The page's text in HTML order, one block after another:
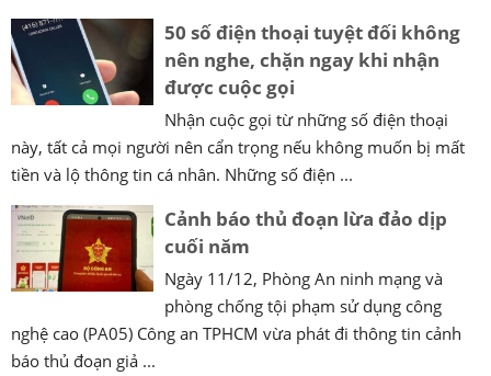
50 số điện thoại tuyệt đối không
nên nghe, chặn ngay khi nhận
được cuộc gọi
Nhận cuộc gọi từ những số điện thoại
này, tất cả mọi người nên cẩn trọng nếu không muốn bị mất
tiền và lộ thông tin cá nhân. Những số điện ...
Cảnh báo thủ đoạn lừa đảo dịp
cuối năm
Ngày 11/12, Phòng An ninh mạng và
phòng chống tội phạm sử dụng công
nghệ cao (PA05) Công an TPHCM vừa phát đi thông tin cảnh
báo thủ đoạn giả ...